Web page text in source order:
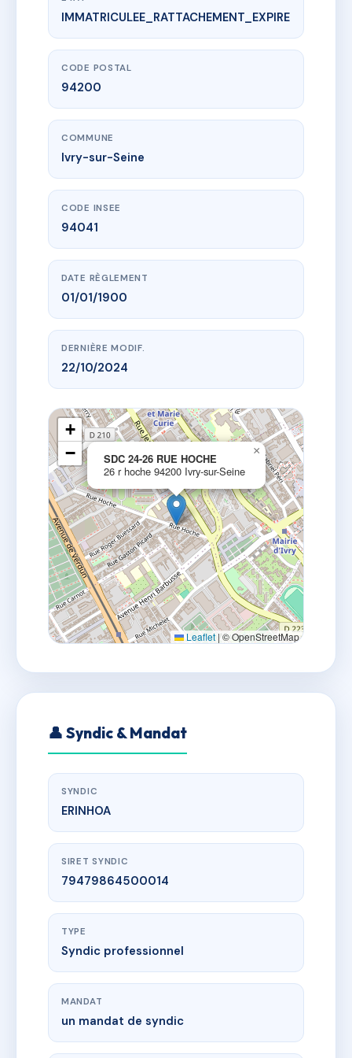
www.vme.plus/AC3586229
SDC 24-26 RUE HOCHE
26 r hoche94200 Ivry-sur-Seine
IMMATRICULEE_RATTACHEMENT_EXPIRE
CODE POSTAL
94200
COMMUNE
Ivry-sur-Seine
CODE INSEE
94041
DATE RÈGLEMENT
01/01/1900
DERNIÈRE MODIF.
22/10/2024
SDC 24-26 RUE HOCHE
26 r hoche 94200 Ivry-sur-Seine
×
+
−
Leaflet |© OpenStreetMap
👤 Syndic & Mandat
SYNDIC
ERINHOA
SIRET SYNDIC
79479864500014
TYPE
Syndic professionnel
MANDAT
un mandat de syndic